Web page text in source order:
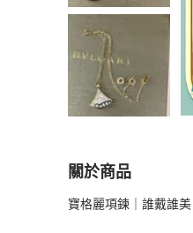
關於商品
關於【全網稀有大
寶格麗項鍊｜誰戴誰